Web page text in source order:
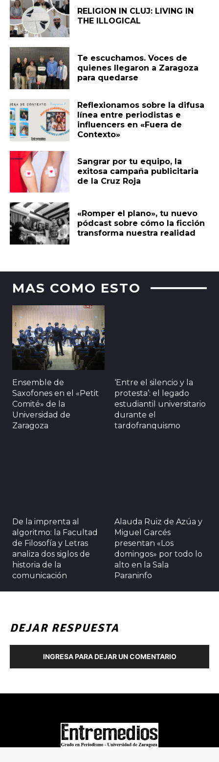
RELIGION IN CLUJ: LIVING IN
THE ILLOGICAL
Te escuchamos. Voces de
quienes llegaron a Zaragoza
para quedarse
Reflexionamos sobre la difusa
línea entre periodistas e
influencers en «Fuera de
Contexto»
Sangrar por tu equipo, la
exitosa campaña publicitaria
de la Cruz Roja
«Romper el plano», tu nuevo
pódcast sobre cómo la ficción
transforma nuestra realidad
MAS COMO ESTO
Ensemble de
Saxofones en el «Petit
Comité» de la
Universidad de
Zaragoza
‘Entre el silencio y la
protesta’: el legado
estudiantil universitario
durante el
tardofranquismo
De la imprenta al
algoritmo: la Facultad
de Filosofía y Letras
analiza dos siglos de
historia de la
comunicación
Alauda Ruiz de Azúa y
Miguel Garcés
presentan «Los
domingos» por todo lo
alto en la Sala
Paraninfo
DEJAR RESPUESTA
INGRESA PARA DEJAR UN COMENTARIO